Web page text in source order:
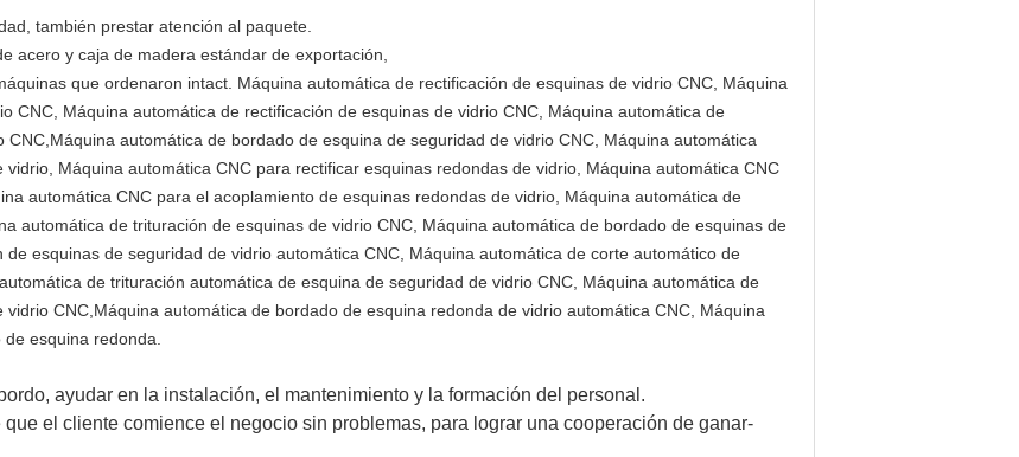
también prestar atención al paquete.
acero y caja de madera estándar de exportación,
que ordenaron intact . Máquina automática de rectificación de esquinas de vidrio CNC, Máquina
CNC, Máquina automática de rectificación de esquinas de vidrio CNC, Máquina automática de
automática de bordado de esquina de seguridad de vidrio CNC, Máquina automática
Máquina automática CNC para rectificar esquinas redondas de vidrio, Máquina automática CNC
automática CNC para el acoplamiento de esquinas redondas de vidrio, Máquina automática de
automática de trituración de esquinas de vidrio CNC, Máquina automática de bordado de esquinas de
esquinas de seguridad de vidrio automática CNC, Máquina automática de corte automático de
de trituración automática de esquina de seguridad de vidrio CNC, Máquina automática de
CNC,Máquina automática de bordado de esquina redonda de vidrio automática CNC, Máquina
esquina redonda.
ayudar en la instalación, el mantenimiento y la formación del personal.
el cliente comience el negocio sin problemas, para lograr una cooperación de ganar-